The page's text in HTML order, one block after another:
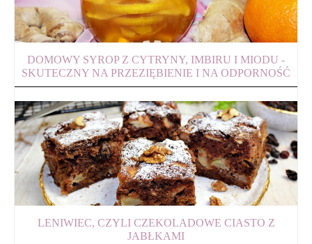
DOMOWY SYROP Z CYTRYNY, IMBIRU I MIODU -
SKUTECZNY NA PRZEZIĘBIENIE I NA ODPORNOŚĆ
LENIWIEC, CZYLI CZEKOLADOWE CIASTO Z
JABŁKAMI